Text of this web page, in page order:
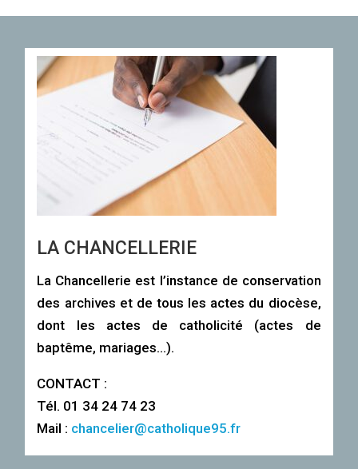
LA CHANCELLERIE
La Chancellerie est l’instance de conservation
des archives et de tous les actes du diocèse,
dont les actes de catholicité (actes de
baptême, mariages…).
CONTACT :
Tél. 01 34 24 74 23
Mail : chancelier@catholique95.fr